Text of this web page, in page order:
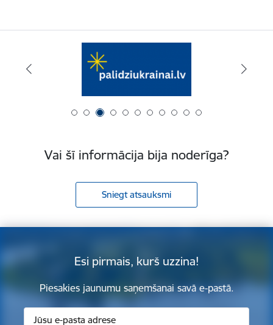
Vai šī informācija bija noderīga?
Sniegt atsauksmi
Esi pirmais, kurš uzzina!
Piesakies jaunumu saņemšanai savā e-pastā.